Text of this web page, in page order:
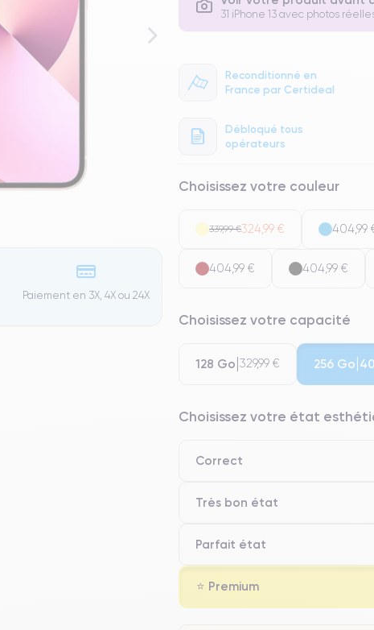
Paiement en 3X, 4X ou 24X
31 iPhone 13 avec photos
Reconditionné en
France par Certideal
Débloqué tous
opérateurs
Choisissez votre couleur
339,99 €324,99 € 404,99
404,99 € 404,99 €
Choisissez votre capacité
128 Go 329,99 € 256 Go
Choisissez votre état
Correct
Très bon état
Parfait état
⭐ Premium